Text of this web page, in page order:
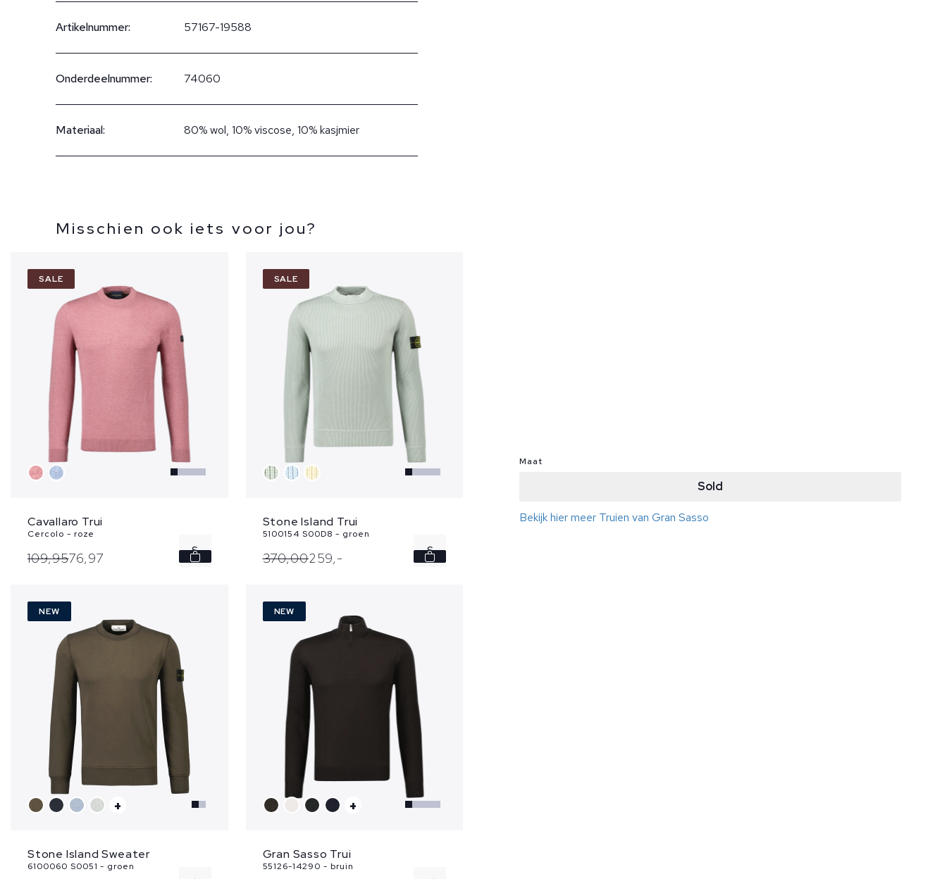
Artikelnummer: 57167-19588
Onderdeelnummer: 74060
Materiaal: 80% wol, 10% viscose, 10% kasjmier
Misschien ook iets voor jou?
SALE
Cavallaro Trui
Cercolo - roze
109,9576,97 S
SALE
Stone Island Trui
5100154 S00D8 - groen
370,00259,- S
NEW
+
Stone Island Sweater
6100060 S0051 - groen
NEW
+
Gran Sasso Trui
55126-14290 - bruin
Maat
Sold
Bekijk hier meer Truien van Gran Sasso